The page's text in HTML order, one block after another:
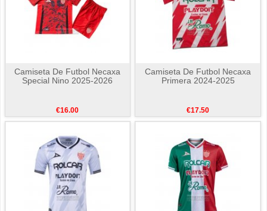
Camiseta De Futbol Necaxa
Special Nino 2025-2026
€16.00
Camiseta De Futbol Necaxa
Primera 2024-2025
€17.50